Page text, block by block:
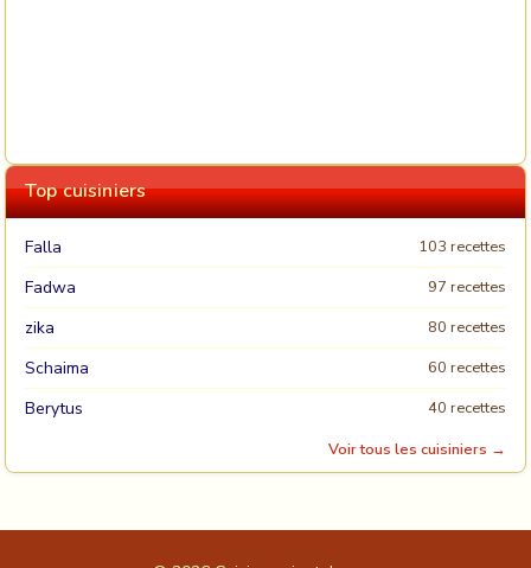
Top cuisiniers
Falla 103 recettes
Fadwa 97 recettes
zika 80 recettes
Schaima 60 recettes
Berytus
40 recettes
Voir tous les cuisiniers →